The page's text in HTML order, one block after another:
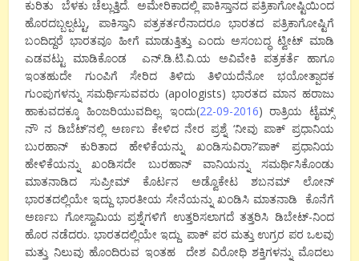
ಕುರಿತು ಬೆಳಕು ಚೆಲ್ಲುತ್ತಿದೆ. ಅಮೇರಿಕಾದಲ್ಲಿ ಪಾಕಿಸ್ತಾನದ ಪತ್ರಿಕಾಗೋಷ್ಟಿಯಿಂದ
ಹೊರದಬ್ಬಲ್ಪಟ್ಟು, ಪಾಕಿಸ್ತಾನಿ ಪತ್ರಕರ್ತರೆನಾದರೂ ಭಾರತದ ಪತ್ರಿಕಾಗೋಷ್ಟಿಗೆ
ಬಂದಿದ್ದರೆ ಭಾರತವೂ ಹೀಗೆ ಮಾಡುತ್ತಿತ್ತು ಎಂದು ಅಸಂಬದ್ಧ ಟ್ವೀಟ್ ಮಾಡಿ
ಎಡವಟ್ಟು ಮಾಡಿಕೊಂಡ ಎನ್.ಡಿ.ಟಿ.ವಿ.ಯ ಅವಿವೇಕಿ ಪತ್ರಕರ್ತೆ ಹಾಗೂ
ಇಂತಹುದೇ ಗುಂಪಿಗೆ ಸೇರಿದ ತಿಳಿದು ತಿಳಿಯದೆನೋ ಭಯೋತ್ಪಾದಕ
ಗುಂಪುಗಳನ್ನು ಸಮರ್ಥಿಸುವವರು (apologists) ಭಾರತದ ಮಾನ ಹರಾಜು
ಹಾಕುವದಕ್ಕೂ ಹಿಂಜರಿಯುವದಿಲ್ಲ. ಇಂದು(22-09-2016) ರಾತ್ರಿಯ ಟೈಮ್ಸ್
ನೌ ನ ಡಿಬೆಟ್’ನಲ್ಲಿ ಅರ್ಣಬ ಕೇಳಿದ ನೇರ ಪ್ರಶ್ನೆ ‘ನೀವು ಪಾಕ್ ಪ್ರಧಾನಿಯ
ಬುರಹಾನ್ ಕುರಿತಾದ ಹೇಳಿಕೆಯನ್ನು ಖಂಡಿಸುವಿರಾ?’ಪಾಕ್ ಪ್ರಧಾನಿಯ
ಹೇಳಿಕೆಯನ್ನು ಖಂಡಿಸದೇ ಬುರಹಾನ್ ವಾನಿಯನ್ನು ಸಮರ್ಥಿಸಿಕೊಂಡು
ಮಾತನಾಡಿದ ಸುಪ್ರೀಮ್ ಕೊರ್ಟನ ಅಡ್ವೊಕೇಟ ಶಬನಮ್ ಲೋನ್
ಭಾರತದಲ್ಲಿಯೇ ಇದ್ದು ಭಾರತೀಯ ಸೇನೆಯನ್ನು ಖಂಡಿಸಿ ಮಾತನಾಡಿ ಕೊನೆಗೆ
ಅರ್ಣಬ ಗೋಸ್ವಾಮಿಯ ಪ್ರಶ್ನೆಗಳಿಗೆ ಉತ್ತರಿಸಲಾಗದೆ ತತ್ತರಿಸಿ ಡಿಬೇಟ್-ನಿಂದ
ಹೊರ ನಡೆದರು. ಭಾರತದಲ್ಲಿಯೇ ಇದ್ದು ಪಾಕ್ ಪರ ಮತ್ತು ಉಗ್ರರ ಪರ ಒಲವು
ಮತ್ತು ನಿಲುವು ಹೊಂದಿರುವ ಇಂತಹ ದೇಶ ವಿರೋಧಿ ಶಕ್ತಿಗಳನ್ನು ಮೊದಲು